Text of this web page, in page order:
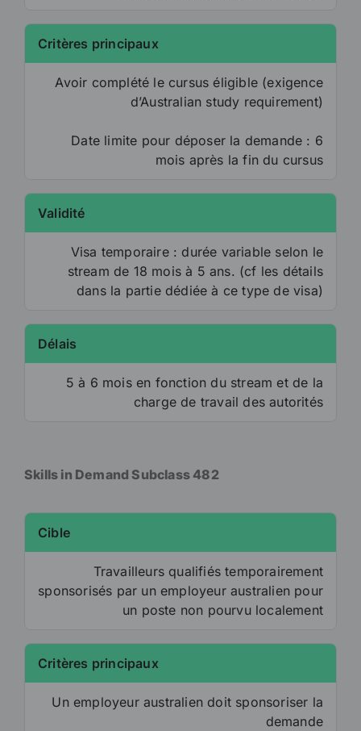
Critères principaux
Avoir complété le cursus éligible (exigence
d’Australian study requirement)
Date limite pour déposer la demande : 6
mois après la fin du cursus
Validité
Visa temporaire : durée variable selon le
stream de 18 mois à 5 ans. (cf les détails
dans la partie dédiée à ce type de visa)
Délais
5 à 6 mois en fonction du stream et de la
charge de travail des autorités
Skills in Demand Subclass 482
Cible
Travailleurs qualifiés temporairement
sponsorisés par un employeur australien pour
un poste non pourvu localement
Critères principaux
Un employeur australien doit sponsoriser la
demande